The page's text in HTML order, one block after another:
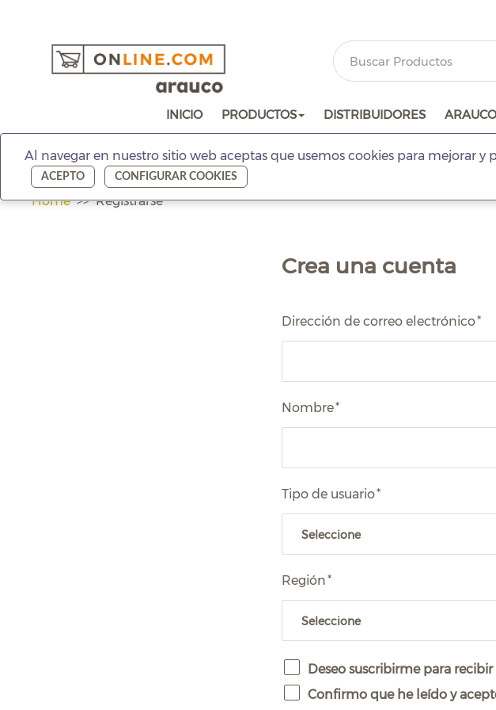
INICIO PRODUCTOS DISTRIBUIDORES
Al navegar en nuestro sitio web aceptas que usemos cookies para mejorar
ACEPTO CONFIGURAR COOKIES
Home Registrarse
Crea una cuenta
Dirección de correo electrónico*
Nombre*
Tipo de usuario*
Región*
Deseo suscribirme para
Confirmo que he leído y